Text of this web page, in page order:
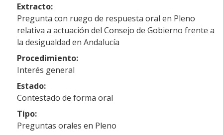
Extracto:
Pregunta con ruego de respuesta oral en Pleno
relativa a actuación del Consejo de Gobierno frente a
la desigualdad en Andalucía
Procedimiento:
Interés general
Estado:
Contestado de forma oral
Tipo:
Preguntas orales en Pleno